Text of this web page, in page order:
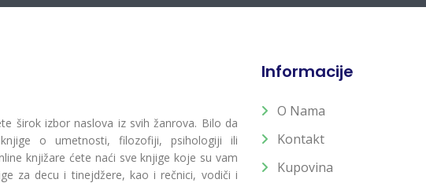
širok izbor naslova iz svih žanrova. Bilo da
o umetnosti, filozofiji, psihologiji ili
knjižare ćete naći sve knjige koje su vam
za decu i tinejdžere, kao i rečnici, vodiči i
Informacije
O Nama
Kontakt
Kupovina